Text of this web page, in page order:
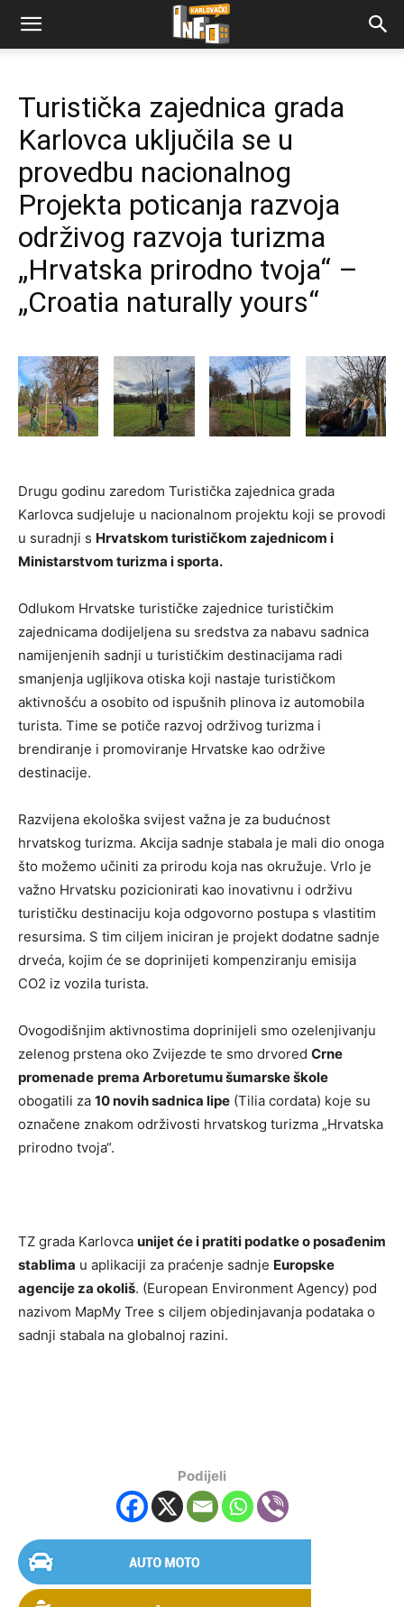
Turistička zajednica grada
Karlovca uključila se u
provedbu nacionalnog
Projekta poticanja razvoja
održivog razvoja turizma
„Hrvatska prirodno tvoja“ –
„Croatia naturally yours“
Drugu godinu zaredom Turistička zajednica grada
Karlovca sudjeluje u nacionalnom projektu koji se provodi
u suradnji s Hrvatskom turističkom zajednicom i
Ministarstvom turizma i sporta.
Odlukom Hrvatske turističke zajednice turističkim
zajednicama dodijeljena su sredstva za nabavu sadnica
namijenjenih sadnji u turističkim destinacijama radi
smanjenja ugljikova otiska koji nastaje turističkom
aktivnošću a osobito od ispušnih plinova iz automobila
turista. Time se potiče razvoj održivog turizma i
brendiranje i promoviranje Hrvatske kao održive
destinacije.
Razvijena ekološka svijest važna je za budućnost
hrvatskog turizma. Akcija sadnje stabala je mali dio onoga
što možemo učiniti za prirodu koja nas okružuje. Vrlo je
važno Hrvatsku pozicionirati kao inovativnu i održivu
turističku destinaciju koja odgovorno postupa s vlastitim
resursima. S tim ciljem iniciran je projekt dodatne sadnje
drveća, kojim će se doprinijeti kompenziranju emisija
CO2 iz vozila turista.
Ovogodišnjim aktivnostima doprinijeli smo ozelenjivanju
zelenog prstena oko Zvijezde te smo drvored Crne
promenade prema Arboretumu šumarske škole
obogatili za 10 novih sadnica lipe (Tilia cordata) koje su
označene znakom održivosti hrvatskog turizma „Hrvatska
prirodno tvoja“.
TZ grada Karlovca unijet će i pratiti podatke o posađenim
stablima u aplikaciji za praćenje sadnje Europske
agencije za okoliš. (European Environment Agency) pod
nazivom MapMy Tree s ciljem objedinjavanja podataka o
sadnji stabala na globalnoj razini.
Podijeli